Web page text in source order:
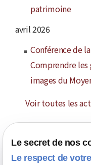
patrimoine
avril 2026
Conférence de
Comprendre les
images du
Voir toutes les
Le secret de nos
Le respect de